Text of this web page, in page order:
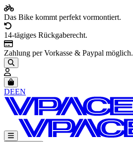
Das Bike kommt perfekt vormontiert.
14-tägiges Rückgaberecht.
Zahlung per Vorkasse & Paypal möglich.
Artikel im Warenkorb, Warenkorb anzeigen
DEEN